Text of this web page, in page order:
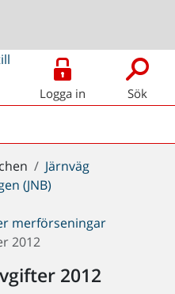
Logga in Sök
Järnväg
(JNB)
merförseningar
2012
2012